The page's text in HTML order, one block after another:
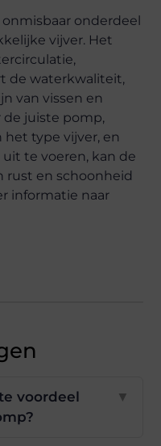
onderdeel
vijver. Het
de waterkwaliteit,
van vissen en
de juiste pomp,
type vijver, en
te voeren, kan de
rust en schoonheid
informatie naar
voordeel
▼